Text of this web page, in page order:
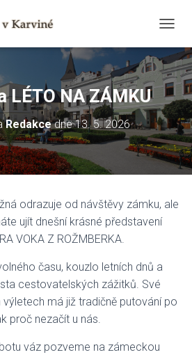
O
G
G
L
E
N
A
V
I
G
I
LÉTO NA ZÁMKU
Redakcedne13. 5. 2026
odrazuje od návštěvy zámku, ale
ujít dnešní krásné představení
VOKA Z ROŽMBERKA.
času, kouzlo letních dnů a
cestovatelských zážitků. Své
má již tradičně putování po
proč nezačít u nás.
váz pozveme na zámeckou